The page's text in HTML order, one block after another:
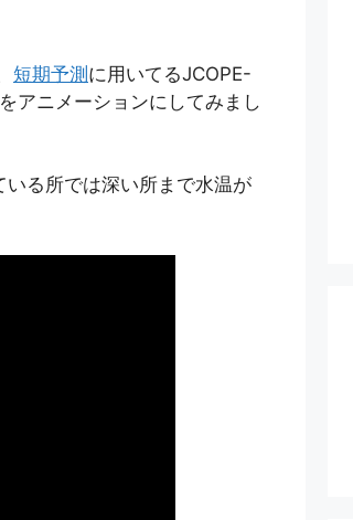
短期予測に用いてるJCOPE-
アニメーションにしてみまし
る所では深い所まで水温が